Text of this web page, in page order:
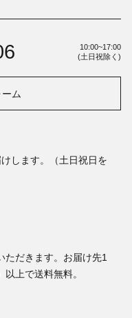
10:00~17:00
(土日祝除く)
ム
します。（土日祝日を
ただきます。お届け先1
上で送料無料。